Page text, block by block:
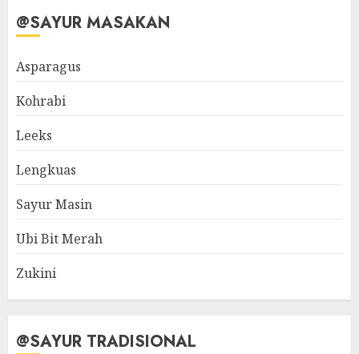
@SAYUR MASAKAN
Asparagus
Kohrabi
Leeks
Lengkuas
Sayur Masin
Ubi Bit Merah
Zukini
@SAYUR TRADISIONAL